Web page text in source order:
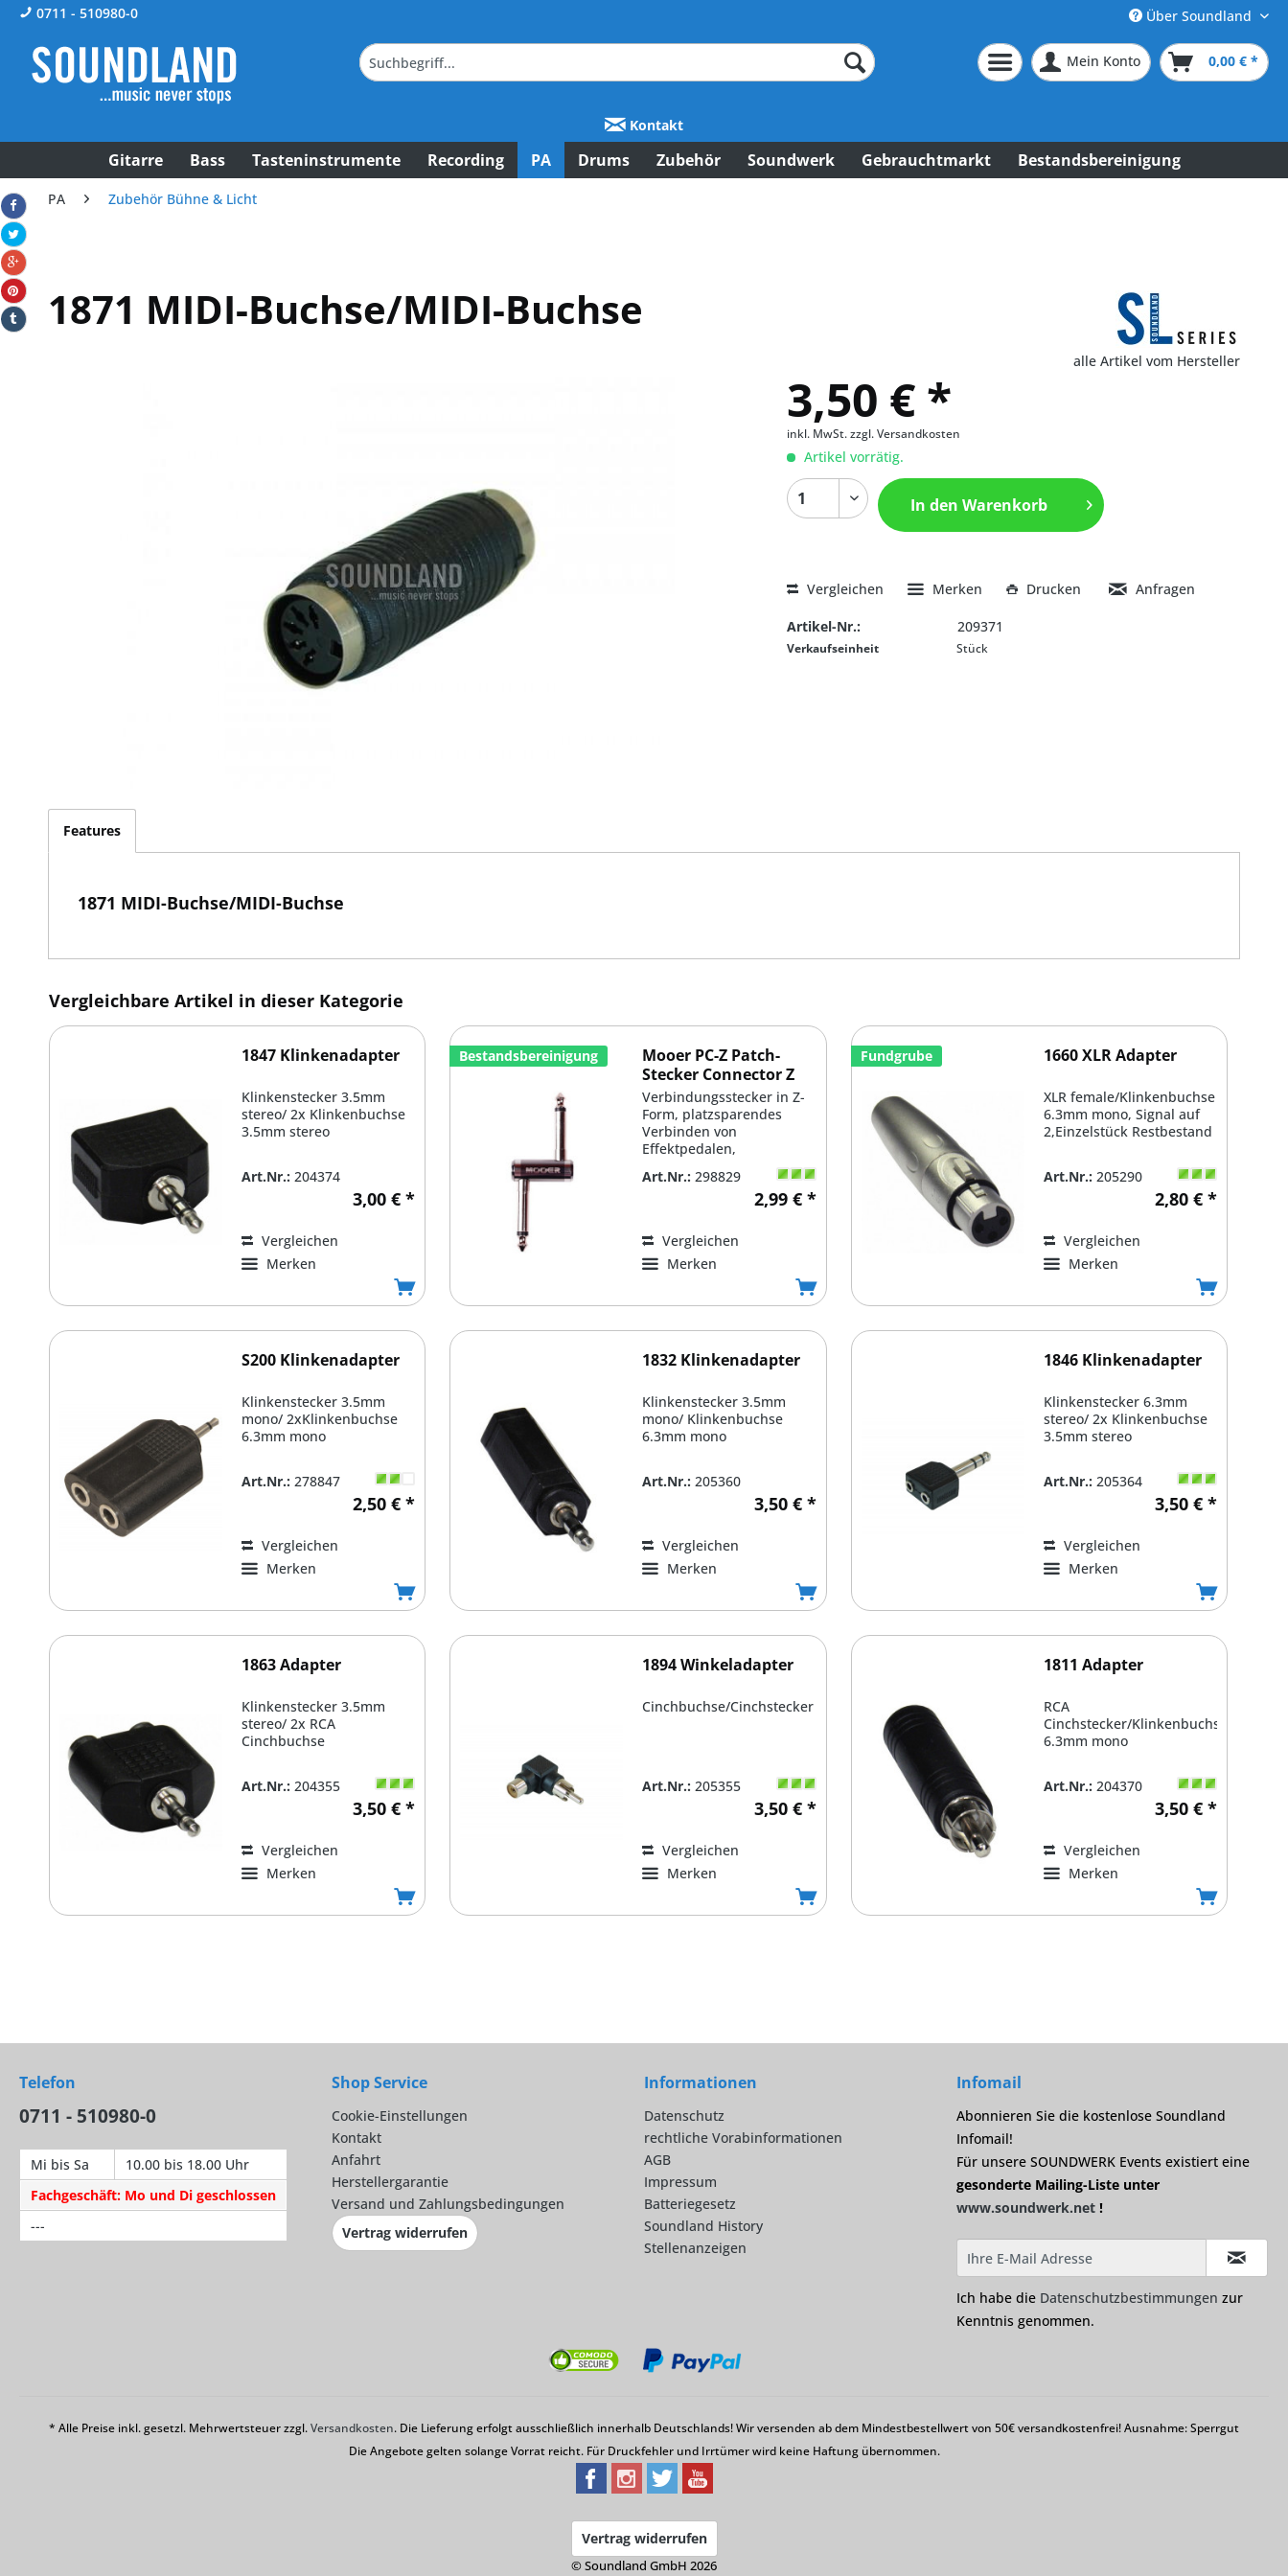
0711 - 510980-0 Über Soundland
Mein Konto 0,00 € *
Kontakt
Gitarre Bass Tasteninstrumente Recording PA Drums Zubehör Soundwerk Gebrauchtmarkt Bestandsbereinigung
PA Zubehör Bühne & Licht
1871 MIDI-Buchse/MIDI-Buchse
alle Artikel vom Hersteller
3,50 € *
inkl. MwSt.zzgl. Versandkosten
Artikel vorrätig.
In den Warenkorb
Vergleichen Merken Drucken Anfragen
Artikel-Nr.: 209371
Verkaufseinheit Stück
Features
1871 MIDI-Buchse/MIDI-Buchse
Vergleichbare Artikel in dieser Kategorie
1847 Klinkenadapter
Klinkenstecker 3.5mm
stereo/ 2x Klinkenbuchse
3.5mm stereo
Art.Nr.: 204374
3,00 € *
Vergleichen
Merken
Bestandsbereinigung
Mooer PC-Z Patch-
Stecker Connector Z
Verbindungsstecker in Z-
Form, platzsparendes
Verbinden von
Effektpedalen,
unverpackt, Restbestände
von Demoboards
Art.Nr.: 298829
2,99 € *
Vergleichen
Merken
Fundgrube 1660 XLR Adapter
XLR female/Klinkenbuchse
6.3mm mono, Signal auf
2,Einzelstück Restbestand
Art.Nr.: 205290
2,80 € *
Vergleichen
Merken
S200 Klinkenadapter
Klinkenstecker 3.5mm
mono/ 2xKlinkenbuchse
6.3mm mono
Art.Nr.: 278847
2,50 € *
Vergleichen
Merken
1832 Klinkenadapter
Klinkenstecker 3.5mm
mono/ Klinkenbuchse
6.3mm mono
Art.Nr.: 205360
3,50 € *
Vergleichen
Merken
1846 Klinkenadapter
Klinkenstecker 6.3mm
stereo/ 2x Klinkenbuchse
3.5mm stereo
Art.Nr.: 205364
3,50 € *
Vergleichen
Merken
1863 Adapter
Klinkenstecker 3.5mm
stereo/ 2x RCA
Cinchbuchse
Art.Nr.: 204355
3,50 € *
Vergleichen
Merken
1894 Winkeladapter
Cinchbuchse/Cinchstecker
Art.Nr.: 205355
3,50 € *
Vergleichen
Merken
1811 Adapter
RCA
Cinchstecker/Klinkenbuchse
6.3mm mono
Art.Nr.: 204370
3,50 € *
Vergleichen
Merken
Telefon
0711 - 510980-0
Mi bis Sa
10.00 bis 18.00 Uhr
Fachgeschäft: Mo und Di geschlossen
---
Shop Service
Cookie-Einstellungen
Kontakt
Anfahrt
Herstellergarantie
Versand und Zahlungsbedingungen
Vertrag widerrufen
Informationen
Datenschutz
rechtliche Vorabinformationen
AGB
Impressum
Batteriegesetz
Soundland History
Stellenanzeigen
Infomail
Abonnieren Sie die kostenlose Soundland
Infomail!
Für unsere SOUNDWERK Events existiert eine
gesonderte Mailing-Liste unter
www.soundwerk.net !
Ich habe die Datenschutzbestimmungen zur
Kenntnis genommen.
* Alle Preise inkl. gesetzl. Mehrwertsteuer zzgl.Versandkosten. Die Lieferung erfolgt ausschließlich innerhalb Deutschlands! Wir versenden ab dem Mindestbestellwert von 50€ versandkostenfrei! Ausnahme: Sperrgut
Die Angebote gelten solange Vorrat reicht. Für Druckfehler und Irrtümer wird keine Haftung übernommen.
Vertrag widerrufen
© Soundland GmbH 2026